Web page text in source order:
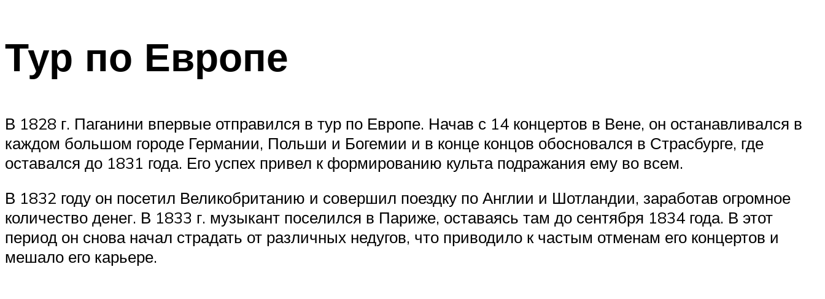
Тур по Европе
В 1828 г. Паганини впервые отправился в тур по Европе. Начав с 14 концертов в Вене, он останавливался в
каждом большом городе Германии, Польши и Богемии и в конце концов обосновался в Страсбурге, где
оставался до 1831 года. Его успех привел к формированию культа подражания ему во всем.
В 1832 году он посетил Великобританию и совершил поездку по Англии и Шотландии, заработав огромное
количество денег. В 1833 г. музыкант поселился в Париже, оставаясь там до сентября 1834 года. В этот
период он снова начал страдать от различных недугов, что приводило к частым отменам его концертов и
мешало его карьере.